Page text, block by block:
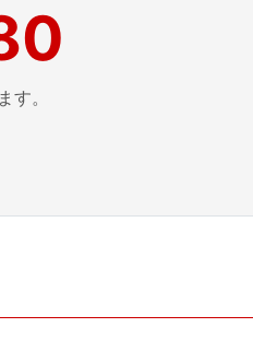
す。